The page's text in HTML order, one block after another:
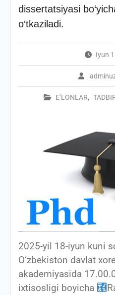
dissertatsiyasi
o‘tkaziladi.
Iyun
E’LONLAR,
2025-yil 18-iyun kuni
O‘zbekiston davlat
akademiyasida
ixtisosligi boyicha